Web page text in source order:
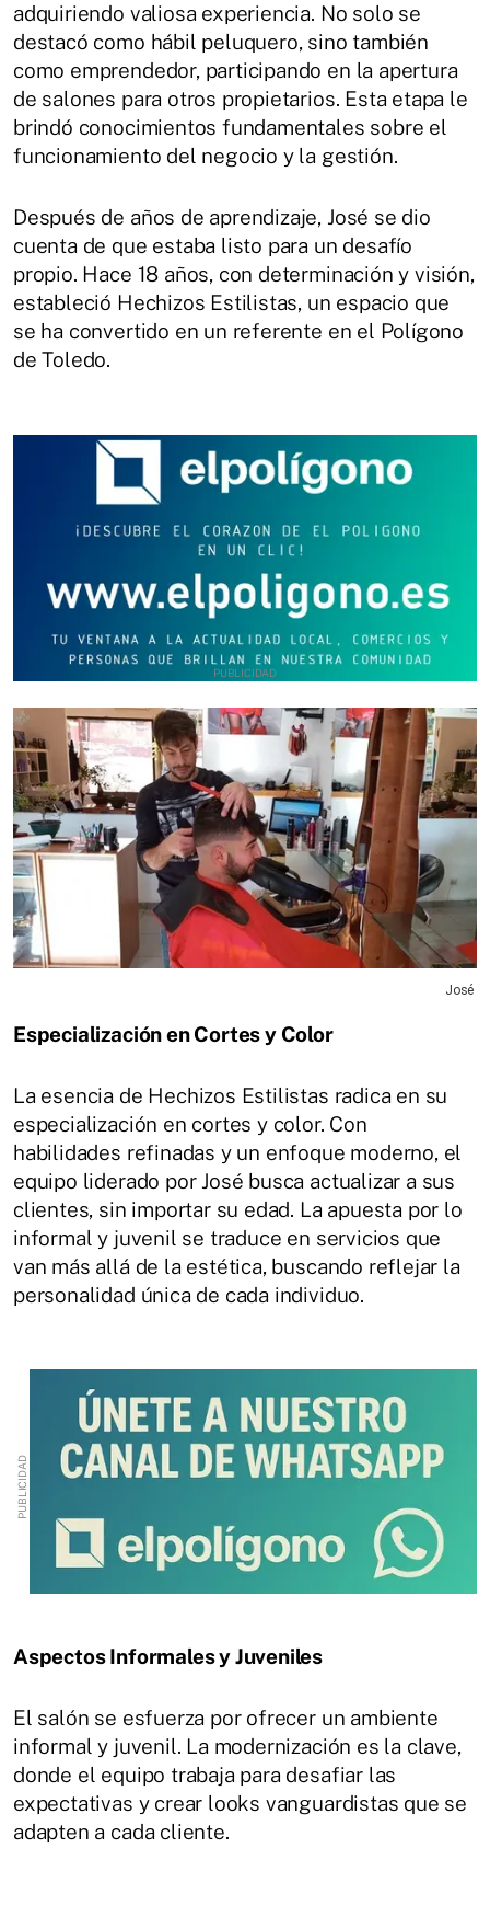
adquiriendo valiosa experiencia. No solo se
destacó como hábil peluquero, sino también
como emprendedor, participando en la apertura
de salones para otros propietarios. Esta etapa le
brindó conocimientos fundamentales sobre el
funcionamiento del negocio y la gestión.
Después de años de aprendizaje, José se dio
cuenta de que estaba listo para un desafío
propio. Hace 18 años, con determinación y visión,
estableció Hechizos Estilistas, un espacio que
se ha convertido en un referente en el Polígono
de Toledo.
José
Especialización en Cortes y Color
La esencia de Hechizos Estilistas radica en su
especialización en cortes y color. Con
habilidades refinadas y un enfoque moderno, el
equipo liderado por José busca actualizar a sus
clientes, sin importar su edad. La apuesta por lo
informal y juvenil se traduce en servicios que
van más allá de la estética, buscando reflejar la
personalidad única de cada individuo.
Aspectos Informales y Juveniles
El salón se esfuerza por ofrecer un ambiente
informal y juvenil. La modernización es la clave,
donde el equipo trabaja para desafiar las
expectativas y crear looks vanguardistas que se
adapten a cada cliente.